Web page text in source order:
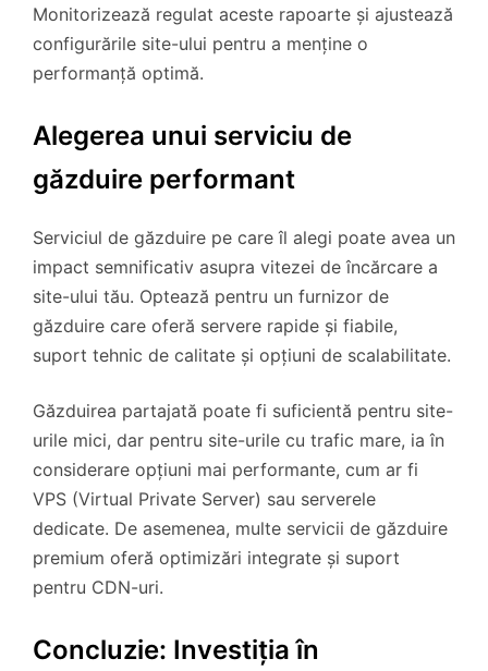
Monitorizează regulat aceste rapoarte și ajustează
configurările site-ului pentru a menține o
performanță optimă.
Alegerea unui serviciu de
găzduire performant
Serviciul de găzduire pe care îl alegi poate avea un
impact semnificativ asupra vitezei de încărcare a
site-ului tău. Optează pentru un furnizor de
găzduire care oferă servere rapide și fiabile,
suport tehnic de calitate și opțiuni de scalabilitate.
Găzduirea partajată poate fi suficientă pentru site-
urile mici, dar pentru site-urile cu trafic mare, ia în
considerare opțiuni mai performante, cum ar fi
VPS (Virtual Private Server) sau serverele
dedicate. De asemenea, multe servicii de găzduire
premium oferă optimizări integrate și suport
pentru CDN-uri.
Concluzie: Investiția în